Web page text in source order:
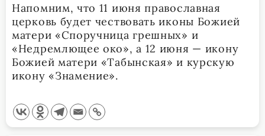
Напомним, что 11 июня православная
церковь будет чествовать иконы Божией
матери «Споручница грешных» и
«Недремлющее око», а 12 июня — икону
Божией матери «Табынская» и курскую
икону «Знамение».